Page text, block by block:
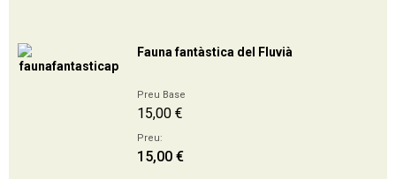
Fauna fantàstica del Fluvià
Preu Base
15,00 €
Preu:
15,00 €